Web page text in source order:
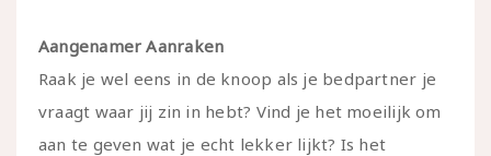
Aangenamer Aanraken
Raak je wel eens in de knoop als je bedpartner je
vraagt waar jij zin in hebt? Vind je het moeilijk om
aan te geven wat je echt lekker lijkt? Is het